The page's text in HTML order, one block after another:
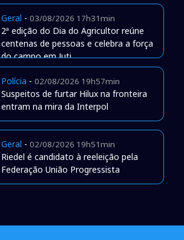
Geral - 03/08/2026 17h31min
2ª edição do Dia do Agricultor reúne
centenas de pessoas e celebra a força
do campo em Juti
Polícia - 02/08/2026 19h57min
Suspeitos de furtar Hilux na fronteira
entram na mira da Interpol
Geral - 02/08/2026 19h51min
Riedel é candidato à reeleição pela
Federação União Progressista